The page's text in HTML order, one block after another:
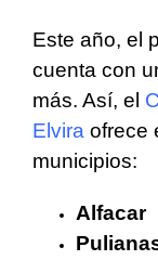
Este año, el
cuenta con
más. Así, el
Elvira ofrece
municipios:
Alfacar